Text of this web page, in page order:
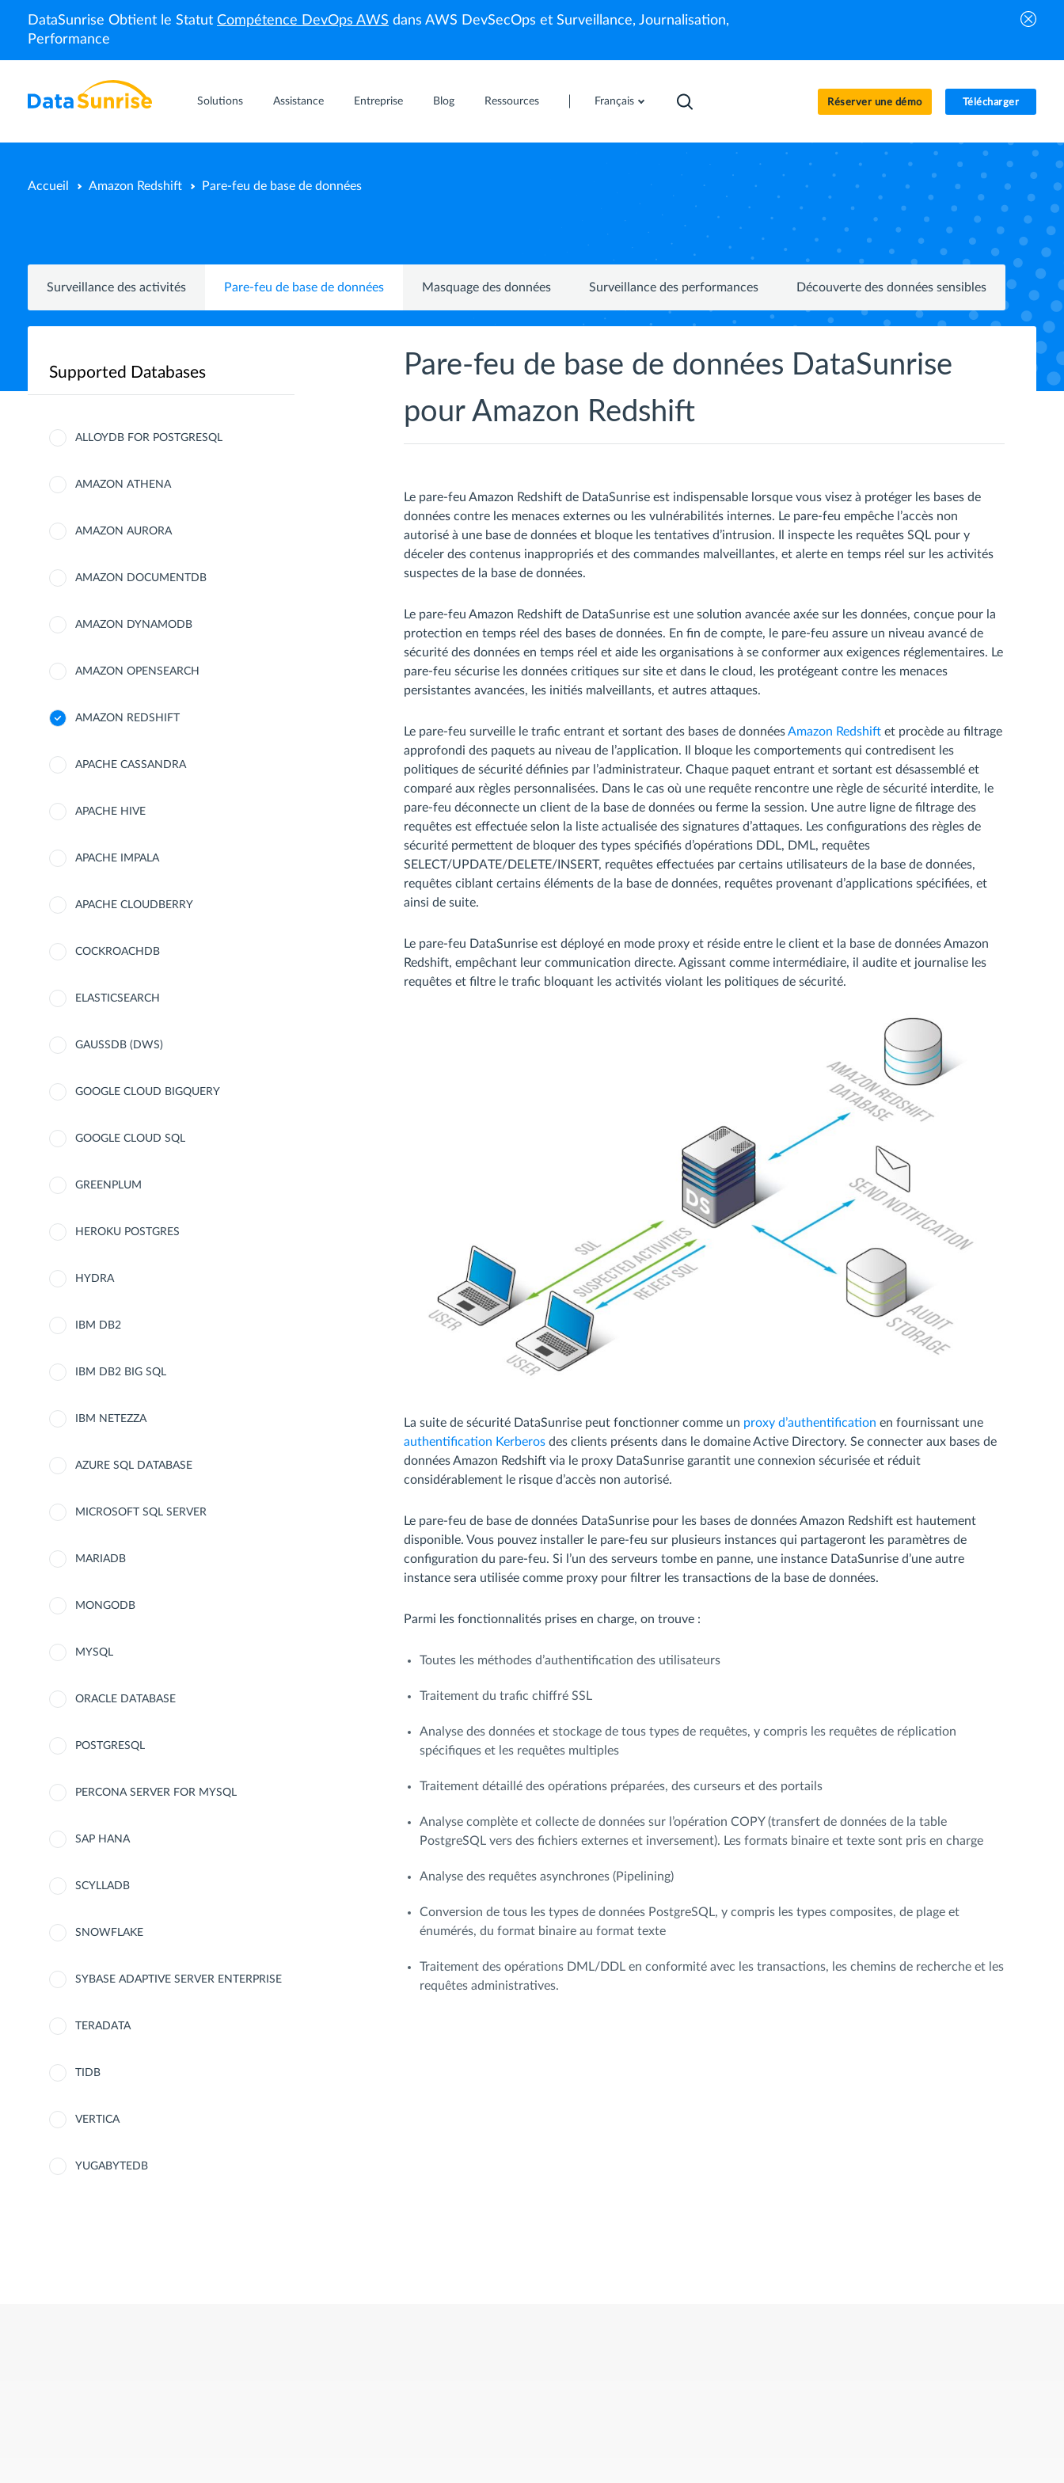
DataSunrise Obtient le Statut Compétence DevOps AWS dans AWS DevSecOps et Surveillance, Journalisation,
Performance
Solutions Assistance Entreprise Blog Ressources Français Réserver une démo Télécharger
Accueil Amazon Redshift Pare-feu de base de données
Surveillance des activités Pare-feu de base de données Masquage des données Surveillance des performances Découverte des données sensibles
Supported Databases
ALLOYDB FOR POSTGRESQL
AMAZON ATHENA
AMAZON AURORA
AMAZON DOCUMENTDB
AMAZON DYNAMODB
AMAZON OPENSEARCH
AMAZON REDSHIFT
APACHE CASSANDRA
APACHE HIVE
APACHE IMPALA
APACHE CLOUDBERRY
COCKROACHDB
ELASTICSEARCH
GAUSSDB (DWS)
GOOGLE CLOUD BIGQUERY
GOOGLE CLOUD SQL
GREENPLUM
HEROKU POSTGRES
HYDRA
IBM DB2
IBM DB2 BIG SQL
IBM NETEZZA
AZURE SQL DATABASE
MICROSOFT SQL SERVER
MARIADB
MONGODB
MYSQL
ORACLE DATABASE
POSTGRESQL
PERCONA SERVER FOR MYSQL
SAP HANA
SCYLLADB
SNOWFLAKE
SYBASE ADAPTIVE SERVER ENTERPRISE
TERADATA
TIDB
VERTICA
YUGABYTEDB
Pare-feu de base de données DataSunrise
pour Amazon Redshift
Le pare-feu Amazon Redshift de DataSunrise est indispensable lorsque vous visez à protéger les bases de
données contre les menaces externes ou les vulnérabilités internes. Le pare-feu empêche l’accès non
autorisé à une base de données et bloque les tentatives d’intrusion. Il inspecte les requêtes SQL pour y
déceler des contenus inappropriés et des commandes malveillantes, et alerte en temps réel sur les activités
suspectes de la base de données.
Le pare-feu Amazon Redshift de DataSunrise est une solution avancée axée sur les données, conçue pour la
protection en temps réel des bases de données. En fin de compte, le pare-feu assure un niveau avancé de
sécurité des données en temps réel et aide les organisations à se conformer aux exigences réglementaires. Le
pare-feu sécurise les données critiques sur site et dans le cloud, les protégeant contre les menaces
persistantes avancées, les initiés malveillants, et autres attaques.
Le pare-feu surveille le trafic entrant et sortant des bases de donnéesAmazon Redshiftet procède au filtrage
approfondi des paquets au niveau de l’application. Il bloque les comportements qui contredisent les
politiques de sécurité définies par l’administrateur. Chaque paquet entrant et sortant est désassemblé et
comparé aux règles personnalisées. Dans le cas où une requête rencontre une règle de sécurité interdite, le
pare-feu déconnecte un client de la base de données ou ferme la session. Une autre ligne de filtrage des
requêtes est effectuée selon la liste actualisée des signatures d’attaques. Les configurations des règles de
sécurité permettent de bloquer des types spécifiés d’opérations DDL, DML, requêtes
SELECT/UPDATE/DELETE/INSERT, requêtes effectuées par certains utilisateurs de la base de données,
requêtes ciblant certains éléments de la base de données, requêtes provenant d’applications spécifiées, et
ainsi de suite.
Le pare-feu DataSunrise est déployé en mode proxy et réside entre le client et la base de données Amazon
Redshift, empêchant leur communication directe. Agissant comme intermédiaire, il audite et journalise les
requêtes et filtre le trafic bloquant les activités violant les politiques de sécurité.
La suite de sécurité DataSunrise peut fonctionner comme un proxy d’authentification en fournissant une
authentification Kerberosdes clients présents dans le domaine Active Directory. Se connecter aux bases de
données Amazon Redshift via le proxy DataSunrise garantit une connexion sécurisée et réduit
considérablement le risque d’accès non autorisé.
Le pare-feu de base de données DataSunrise pour les bases de données Amazon Redshift est hautement
disponible. Vous pouvez installer le pare-feu sur plusieurs instances qui partageront les paramètres de
configuration du pare-feu. Si l’un des serveurs tombe en panne, une instance DataSunrise d’une autre
instance sera utilisée comme proxy pour filtrer les transactions de la base de données.
Parmi les fonctionnalités prises en charge, on trouve :
Toutes les méthodes d’authentification des utilisateurs
Traitement du trafic chiffré SSL
Analyse des données et stockage de tous types de requêtes, y compris les requêtes de réplication
spécifiques et les requêtes multiples
Traitement détaillé des opérations préparées, des curseurs et des portails
Analyse complète et collecte de données sur l’opération COPY (transfert de données de la table
PostgreSQL vers des fichiers externes et inversement). Les formats binaire et texte sont pris en charge
Analyse des requêtes asynchrones (Pipelining)
Conversion de tous les types de données PostgreSQL, y compris les types composites, de plage et
énumérés, du format binaire au format texte
Traitement des opérations DML/DDL en conformité avec les transactions, les chemins de recherche et les
requêtes administratives.